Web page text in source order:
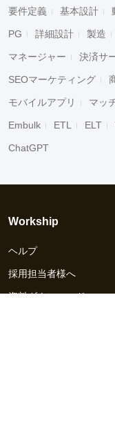
要件定義 基本設計
PG 詳細設計 製造
マネージャー 決済サ
SEOマーケティング
モバイルアプリ マッ
Embulk ETL ELT
ChatGPT
Workship
ヘルプ
採用担当者様へ
資料ダウンロード